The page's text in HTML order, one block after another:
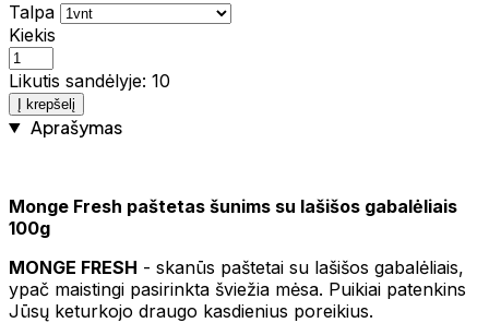
Talpa
Kiekis
Likutis sandėlyje: 10
Į krepšelį
Aprašymas
Monge Fresh paštetas šunims su lašišos gabalėliais
100g
MONGE FRESH - skanūs paštetai su lašišos gabalėliais,
ypač maistingi pasirinkta šviežia mėsa. Puikiai patenkins
Jūsų keturkojo draugo kasdienius poreikius.